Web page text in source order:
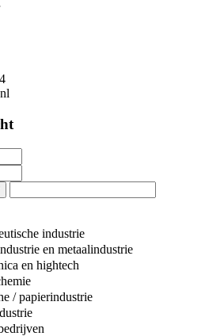
industrie
en metaalindustrie
en hightech
/ papierindustrie